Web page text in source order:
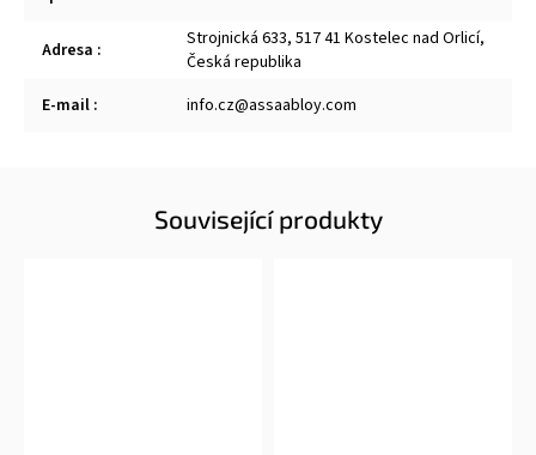
Adresa :
Strojnická 633, 517 41 Kostelec nad Orlicí,
Česká republika
E-mail : info.cz@assaabloy.com
Související produkty